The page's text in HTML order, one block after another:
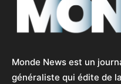
Monde News est un
généraliste qui édite de